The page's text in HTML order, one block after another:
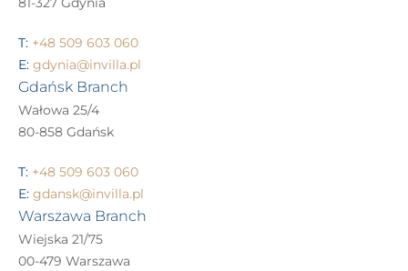
T: +48 509 603 060
E: gdynia@invilla.pl
Gdańsk Branch
Wałowa 25/4
80-858 Gdańsk
T: +48 509 603 060
E: gdansk@invilla.pl
Warszawa Branch
Wiejska 21/75
00-479 Warszawa